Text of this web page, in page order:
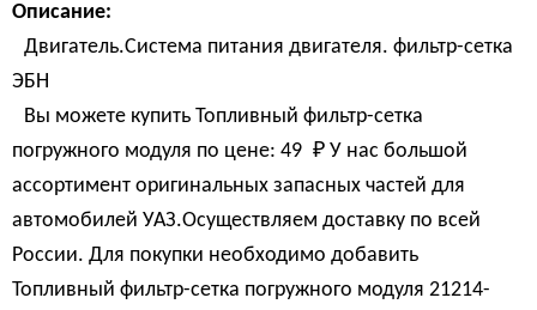
Описание:
Двигатель.Система питания двигателя. фильтр-сетка
ЭБН
Вы можете купить Топливный фильтр-сетка
погружного модуля по цене: 49 ₽ У нас большой
ассортимент оригинальных запасных частей для
автомобилей УАЗ.Осуществляем доставку по всей
России. Для покупки необходимо добавить
Топливный фильтр-сетка погружного модуля 21214-